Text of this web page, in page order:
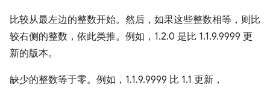
比较从最左边的整数开始。然后，如果这些整数相等，则比
较右侧的整数，依此类推。例如，1.2.0 是比 1.1.9.9999 更
新的版本。
缺少的整数等于零。例如，1.1.9.9999 比 1.1 更新，